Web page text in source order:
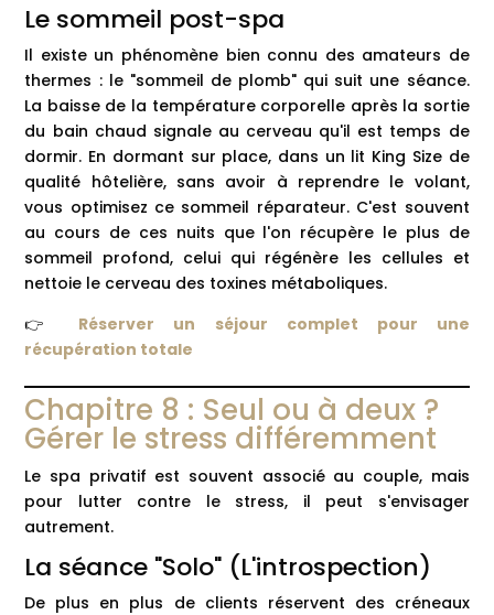
Le sommeil post-spa
Il existe un phénomène bien connu des amateurs de
thermes : le "sommeil de plomb" qui suit une séance.
La baisse de la température corporelle après la sortie
du bain chaud signale au cerveau qu'il est temps de
dormir. En dormant sur place, dans un lit King Size de
qualité hôtelière, sans avoir à reprendre le volant,
vous optimisez ce sommeil réparateur. C'est souvent
au cours de ces nuits que l'on récupère le plus de
sommeil profond, celui qui régénère les cellules et
nettoie le cerveau des toxines métaboliques.
👉 Réserver un séjour complet pour une
récupération totale
Chapitre 8 : Seul ou à deux ?
Gérer le stress différemment
Le spa privatif est souvent associé au couple, mais
pour lutter contre le stress, il peut s'envisager
autrement.
La séance "Solo" (L'introspection)
De plus en plus de clients réservent des créneaux